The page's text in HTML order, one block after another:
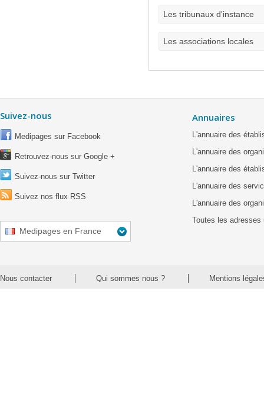
Les tribunaux d'instance
Les associations locales
Suivez-nous
Medipages sur Facebook
Retrouvez-nous sur Google +
Suivez-nous sur Twitter
Suivez nos flux RSS
Medipages en France
Annuaires
L'annuaire des
L'annuaire des
L'annuaire des
L'annuaire des
L'annuaire des
Toutes les adresses
Nous contacter Qui sommes nous ? Mentions